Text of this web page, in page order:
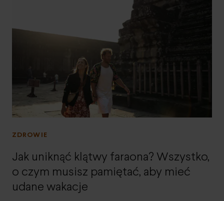
ZDROWIE
Jak uniknąć klątwy faraona? Wszystko,
o czym musisz pamiętać, aby mieć
udane wakacje